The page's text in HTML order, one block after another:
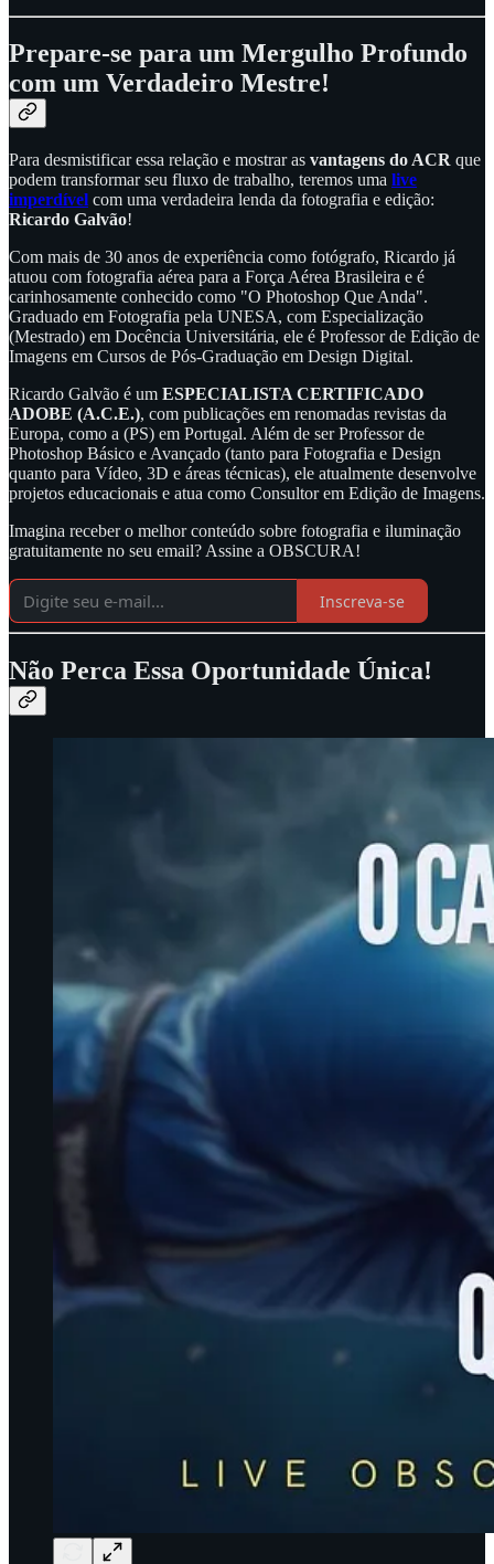
Prepare-se para um Mergulho Profundo
com um Verdadeiro Mestre!
Para desmistificar essa relação e mostrar as vantagens do ACR que
podem transformar seu fluxo de trabalho, teremos uma live
imperdível com uma verdadeira lenda da fotografia e edição:
Ricardo Galvão!
Com mais de 30 anos de experiência como fotógrafo, Ricardo já
atuou com fotografia aérea para a Força Aérea Brasileira e é
carinhosamente conhecido como "O Photoshop Que Anda".
Graduado em Fotografia pela UNESA, com Especialização
(Mestrado) em Docência Universitária, ele é Professor de Edição de
Imagens em Cursos de Pós-Graduação em Design Digital.
Ricardo Galvão é um ESPECIALISTA CERTIFICADO
ADOBE (A.C.E.), com publicações em renomadas revistas da
Europa, como a (PS) em Portugal. Além de ser Professor de
Photoshop Básico e Avançado (tanto para Fotografia e Design
quanto para Vídeo, 3D e áreas técnicas), ele atualmente desenvolve
projetos educacionais e atua como Consultor em Edição de Imagens.
Imagina receber o melhor conteúdo sobre fotografia e iluminação
gratuitamente no seu email? Assine a OBSCURA!
Inscreva-se
Não Perca Essa Oportunidade Única!